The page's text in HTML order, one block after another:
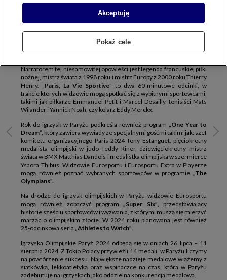
Niemal sześć lat po przyznaniu stolicy Francji organizacji igrzysk
olimpijskich, wspólna podróż do Paryża na antenach i platformach
Warner Bros. Discovery nabiera rozpędu. Celebrujemy rok do igrzysk
specjalnymi programami na czele z wyjątkowym dokumentem
”. To fascynująca opowieść o sportowej historii
Paryża w ciągu ostatnich stu lat, czyli odkąd igrzyska ostatni raz
zawitały nad Sekwaną.
Narratorem tej niesamowitej opowieści jest legenda francuskiej piłki
nożnej, mistrz świata z 1998 roku i mistrz Europy z 2000 roku Thierry
Henry. „Paris, La Vie Sportive” to dwa 60-minutowe odcinki, w
trakcie których widzowie mogą spotkać się z wybitnymi sportowcami,
takimi jak piłkarze Emmanuel Petit i Marcel Desailly, tenisiści Mats
Wilander i Yannick Noah, czy kolarz Eddy Merckx.
Rok do igrzysk w Paryżu podkreśla również program „One Year to
Dream”, który zawiera wywiady ze specjalnymi gośćmi takimi jak: szef
komitetu organizacyjnego Paris 2024 Tony Estanguet, pięciokrotny
medalista olimpijski w judo Teddy Riner, dziewięciokrotny mistrz
świata w BMX Matthias Dandois i medalistka olimpijska w szermierce
Ysaora Thibus. Widzowie Eurosportu i Eurosportu Extra w Playerze
mogą również poznać wybranych sportowców w programie „The
Olympians”.
Na drodze do igrzysk olimpijskich w Paryżu widzowie Eurosportu
mogą również zobaczyć program „Super Six” , przedstawiający
historie sześciu sportowców i wyzwania, z którymi muszą się mierzyć
marząc o olimpijskim złocie. W 2024 roku planowana jest również
25-odcinkowa seria „Athletes to Watch”
Igrzyska Olimpijskie Paryż 2024 odbędą się w dniach 26 lipca – 11
sierpnia 2024. Z Tokio Polacy przywieźli 14 medali, w Paryżu liczymy
na powtórzenie sukcesu. Największe nadzieje medalowe wiążemy z
siatkówką, lekkoatletyką oraz wspinaczce na czas, która w Paryżu
zadebiutuje na igrzyskach jako oddzielna konkurencja medalowa.
Akceptuję
Pokaż cele